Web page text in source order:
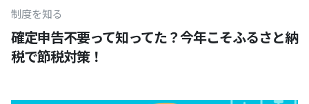
制度を知る
確定申告不要って知ってた？今年こそふるさと納
税で節税対策！